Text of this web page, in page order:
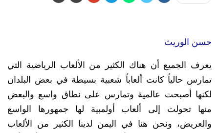
حسن الوريث
يعرف الجميع أن هناك الكثير من الألعاب الرياضية التي
تمارس حالياً كانت ألعاباً شعبية بسيطة في بعض البلدان
لكنها أصبحت عالمية وتمارس على نطاق واسع والبعض
منها تحولت إلى ألعاب أولمبية لها جمهورها الواسع
والعريض، ونحن هنا في اليمن لدينا الكثير من الألعاب